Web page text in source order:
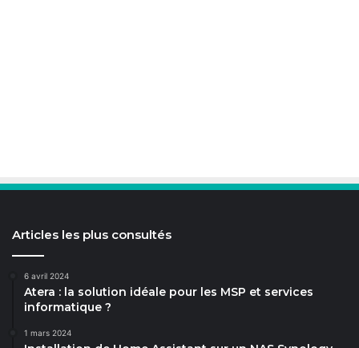
Articles les plus consultés
6 avril 2024
Atera : la solution idéale pour les MSP et services
informatique ?
1 mars 2024